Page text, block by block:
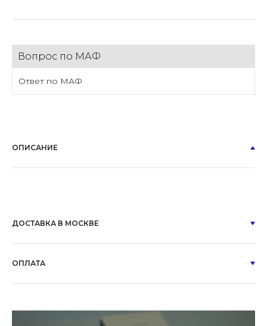
Вопрос по МАФ
Ответ по МАФ
ОПИСАНИЕ
ДОСТАВКА В МОСКВЕ
ОПЛАТА